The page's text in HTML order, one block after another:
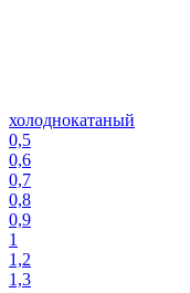
холоднокатаный
0,5
0,6
0,7
0,8
0,9
1
1,2
1,3